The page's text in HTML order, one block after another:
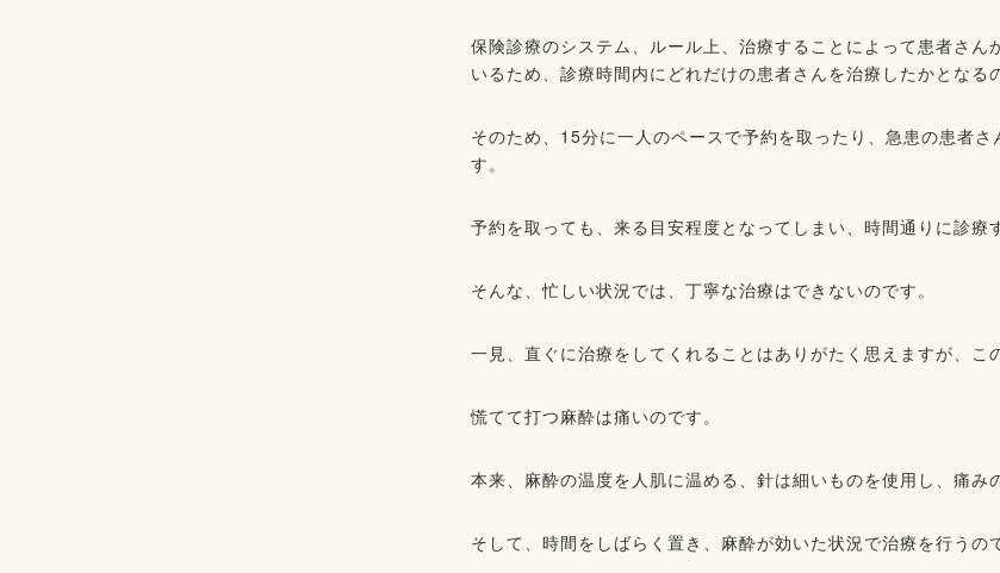
保険診療のシステム、ルール上、治療することによって患者さ
いるため、診療時間内にどれだけの患者さんを治療したかとなる
そのため、15分に一人のペースで予約を取ったり、急患の患者
す。
予約を取っても、来る目安程度となってしまい、時間通りに診療
そんな、忙しい状況では、丁寧な治療はできないのです。
一見、直ぐに治療をしてくれることはありがたく思えますが、こ
慌てて打つ麻酔は痛いのです。
本来、麻酔の温度を人肌に温める、針は細いものを使用し、痛み
そして、時間をしばらく置き、麻酔が効いた状況で治療を行うので